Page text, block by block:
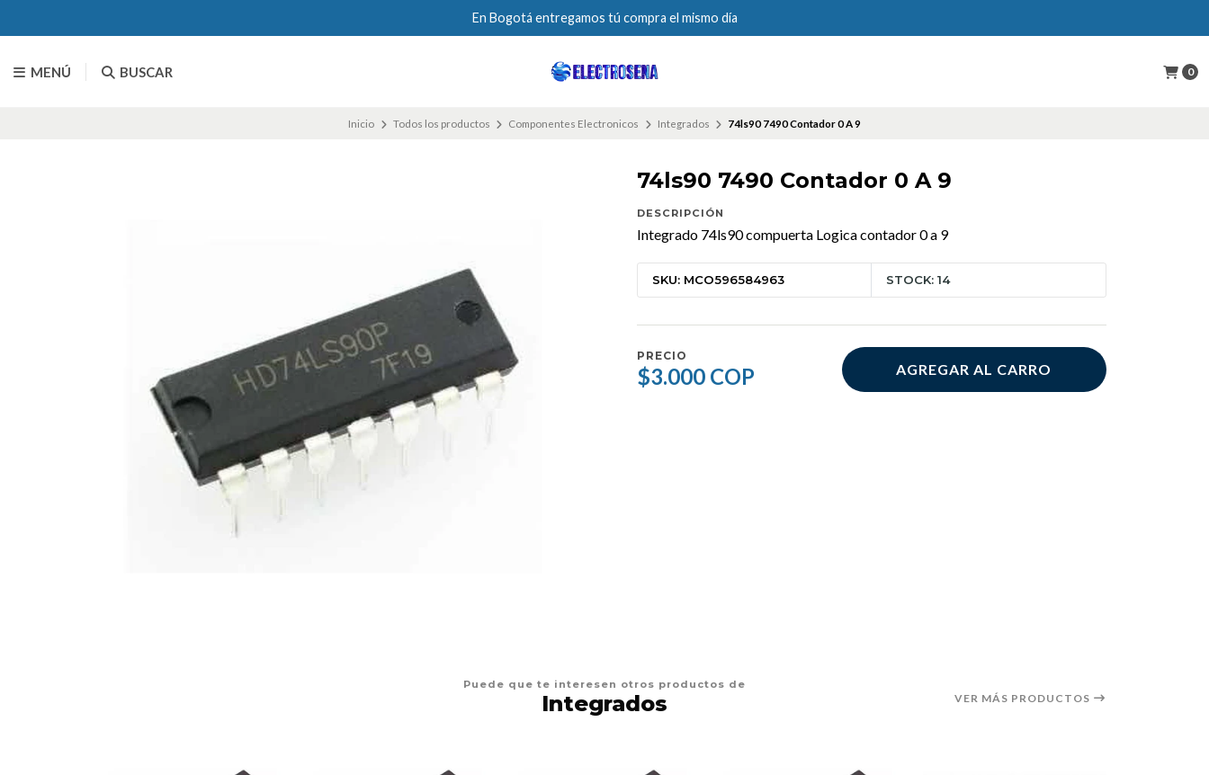
MENÚ BUSCAR 0
En Bogotá entregamos tú compra el mismo día
Inicio Todos los productos Componentes Electronicos Integrados 74ls90 7490 Contador 0 A 9
74ls90 7490 Contador 0 A 9
DESCRIPCIÓN
Integrado 74ls90 compuerta Logica contador 0 a 9
SKU: MCO596584963 STOCK: 14
PRECIO
$3.000 COP AGREGAR AL CARRO
Puede que te interesen otros productos de
Integrados VER MÁS PRODUCTOS